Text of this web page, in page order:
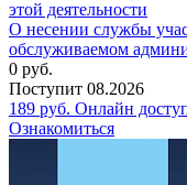
О несении службы
обслуживаемом
0 руб.
Поступит 08.2026
189 руб. Онлайн
Ознакомиться